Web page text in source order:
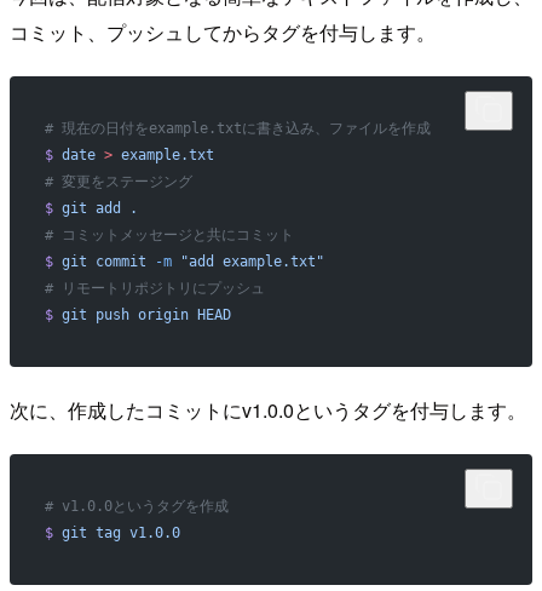
コミット、プッシュしてからタグを付与します。
# 現在の日付をexample.txtに書き込み、ファイルを作成
$ date > example.txt
# 変更をステージング
$ git add
.
# コミットメッセージと共にコミット
$ git commit -m "add example.txt"
# リモートリポジトリにプッシュ
$ git push origin HEAD
次に、作成したコミットにv1.0.0というタグを付与します。
# v1.0.0というタグを作成
$ git tag v1.0.0